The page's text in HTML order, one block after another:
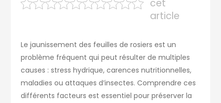
cet
article
Le jaunissement des feuilles de rosiers est un
problème fréquent qui peut résulter de multiples
causes : stress hydrique, carences nutritionnelles,
maladies ou attaques d’insectes. Comprendre ces
différents facteurs est essentiel pour préserver la